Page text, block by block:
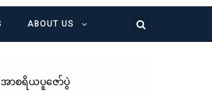
ABOUT US
ာစရိယပူဇော်ပွဲ